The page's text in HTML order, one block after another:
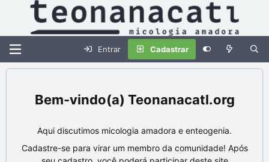
Entrar Cadastrar
Teonanacatl.org
Aqui discutimos micologia amadora e enteogenia.
Cadastre-se para virar um membro da comunidade! Após